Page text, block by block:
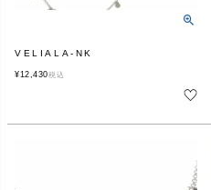
VELIALA-NK
¥12,430税込